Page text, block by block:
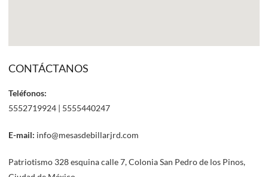
CONTÁCTANOS
Teléfonos:
5552719924 | 5555440247
E-mail: info@mesasdebillarjrd.com
Patriotismo 328 esquina calle 7, Colonia San Pedro de los Pinos,